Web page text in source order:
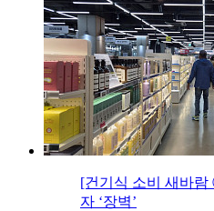
[건기식 소비 새바람
자 ‘장벽’